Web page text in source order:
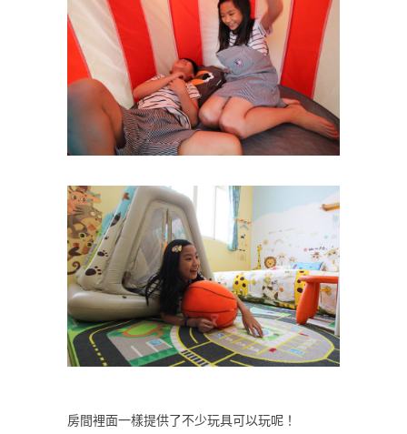
房間裡面一樣提供了不少玩具可以玩呢！